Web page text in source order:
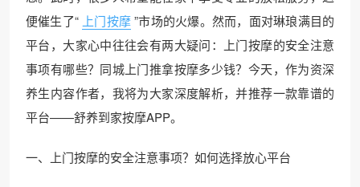
便催生了“ 上门按摩”市场的火爆。然而，面对琳琅满目的
平台，大家心中往往会有两大疑问：上门按摩的安全注意
事项有哪些？同城上门推拿按摩多少钱？今天，作为资深
养生内容作者，我将为大家深度解析，并推荐一款靠谱的
平台——舒养到家按摩APP。
一、上门按摩的安全注意事项？如何选择放心平台